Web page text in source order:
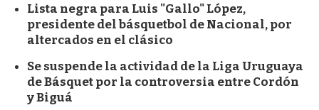
Lista negra para Luis "Gallo" López,
presidente del básquetbol de Nacional, por
altercados en el clásico
Se suspende la actividad de la Liga Uruguaya
de Básquet por la controversia entre Cordón
y Biguá